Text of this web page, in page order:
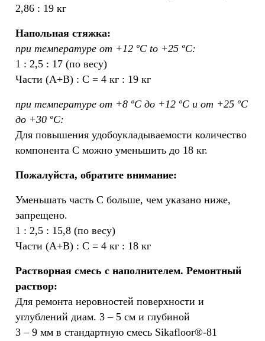
2,86 : 19 кг
Напольная стяжка:
при температуре от +12 ºC to +25 ºC:
1 : 2,5 : 17 (по весу)
Части (A+B) : C = 4 кг : 19 кг
при температуре от +8 ºC до +12 ºC и от +25 ºC
до +30 ºC:
Для повышения удобоукладываемости количество
компонента С можно уменьшить до 18 кг.
Пожалуйста, обратите внимание:
Уменьшать часть С больше, чем указано ниже,
запрещено.
1 : 2,5 : 15,8 (по весу)
Части (A+B) : C = 4 кг : 18 кг
Растворная смесь с наполнителем. Ремонтный
раствор:
Для ремонта неровностей поверхности и
углублений диам. 3 – 5 см и глубиной
3 – 9 мм в стандартную смесь Sikafloor®-81